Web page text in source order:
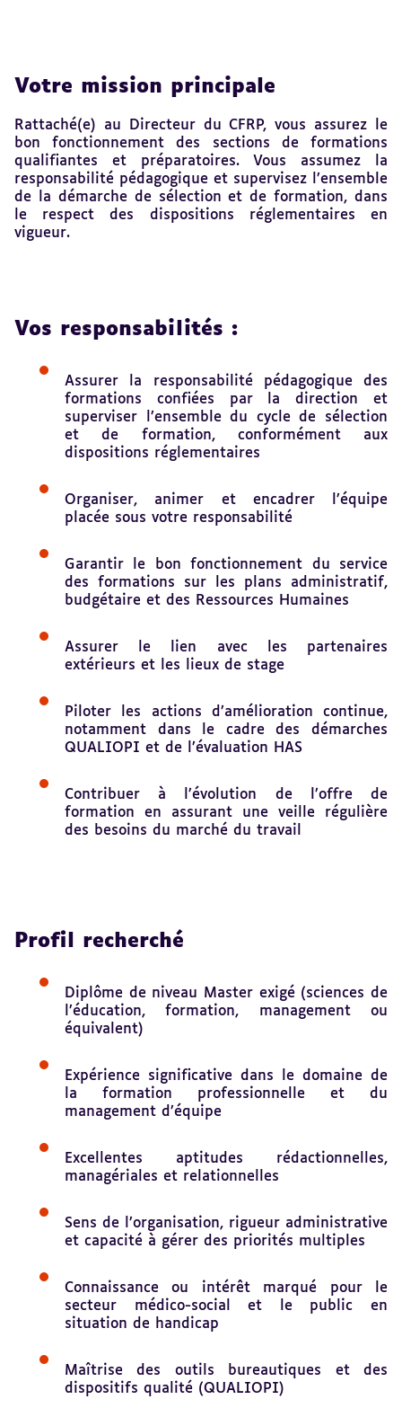
Votre mission principale
Rattaché(e) au Directeur du CFRP, vous assurez le
bon fonctionnement des sections de formations
qualifiantes et préparatoires. Vous assumez la
responsabilité pédagogique et supervisez l’ensemble
de la démarche de sélection et de formation, dans
le respect des dispositions réglementaires en
vigueur.
Vos responsabilités :
Assurer la responsabilité pédagogique des
formations confiées par la direction et
superviser l’ensemble du cycle de sélection
et de formation, conformément aux
dispositions réglementaires
Organiser, animer et encadrer l’équipe
placée sous votre responsabilité
Garantir le bon fonctionnement du service
des formations sur les plans administratif,
budgétaire et des Ressources Humaines
Assurer le lien avec les partenaires
extérieurs et les lieux de stage
Piloter les actions d’amélioration continue,
notamment dans le cadre des démarches
QUALIOPI et de l’évaluation HAS
Contribuer à l’évolution de l’offre de
formation en assurant une veille régulière
des besoins du marché du travail
Profil recherché
Diplôme de niveau Master exigé (sciences de
l’éducation, formation, management ou
équivalent)
Expérience significative dans le domaine de
la formation professionnelle et du
management d’équipe
Excellentes aptitudes rédactionnelles,
managériales et relationnelles
Sens de l’organisation, rigueur administrative
et capacité à gérer des priorités multiples
Connaissance ou intérêt marqué pour le
secteur médico-social et le public en
situation de handicap
Maîtrise des outils bureautiques et des
dispositifs qualité (QUALIOPI)